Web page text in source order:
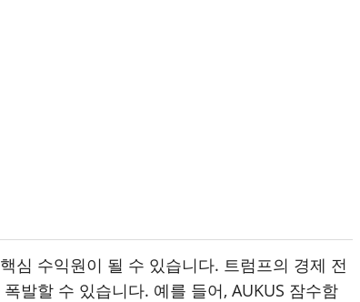
심 수익원이 될 수 있습니다. 트럼프의 경제 전
발할 수 있습니다. 예를 들어, AUKUS 잠수함